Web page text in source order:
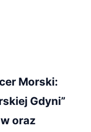
Morski:
Gdyni”
oraz